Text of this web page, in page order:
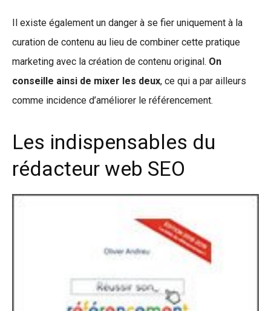
Il existe également un danger à se fier uniquement à la
curation de contenu au lieu de combiner cette pratique
marketing avec la création de contenu original. On
conseille ainsi de mixer les deux, ce qui a par ailleurs
comme incidence d’améliorer le référencement.
Les indispensables du
rédacteur web SEO